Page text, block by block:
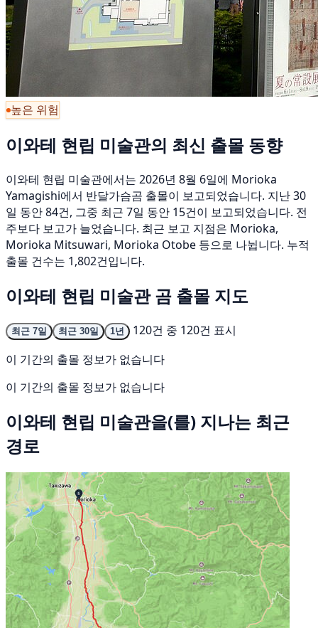
높은 위험
이와테 현립 미술관의 최신 출몰 동향
이와테 현립 미술관에서는 2026년 8월 6일에 Morioka
Yamagishi에서 반달가슴곰 출몰이 보고되었습니다. 지난 30
일 동안 84건, 그중 최근 7일 동안 15건이 보고되었습니다. 전
주보다 보고가 늘었습니다. 최근 보고 지점은 Morioka,
Morioka Mitsuwari, Morioka Otobe 등으로 나뉩니다. 누적
출몰 건수는 1,802건입니다.
이와테 현립 미술관 곰 출몰 지도
최근 7일 최근 30일 1년
120건 중 120건 표시
이 기간의 출몰 정보가 없습니다
이 기간의 출몰 정보가 없습니다
이와테 현립 미술관을(를) 지나는 최근
경로